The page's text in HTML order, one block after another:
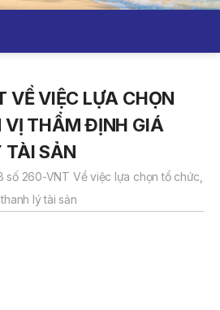
VỀ VIỆC LỰA CHỌN
VỊ THẨM ĐỊNH GIÁ
TÀI SẢN
số 260-VNT Về việc lựa chọn tổ chức,
lý tài sản